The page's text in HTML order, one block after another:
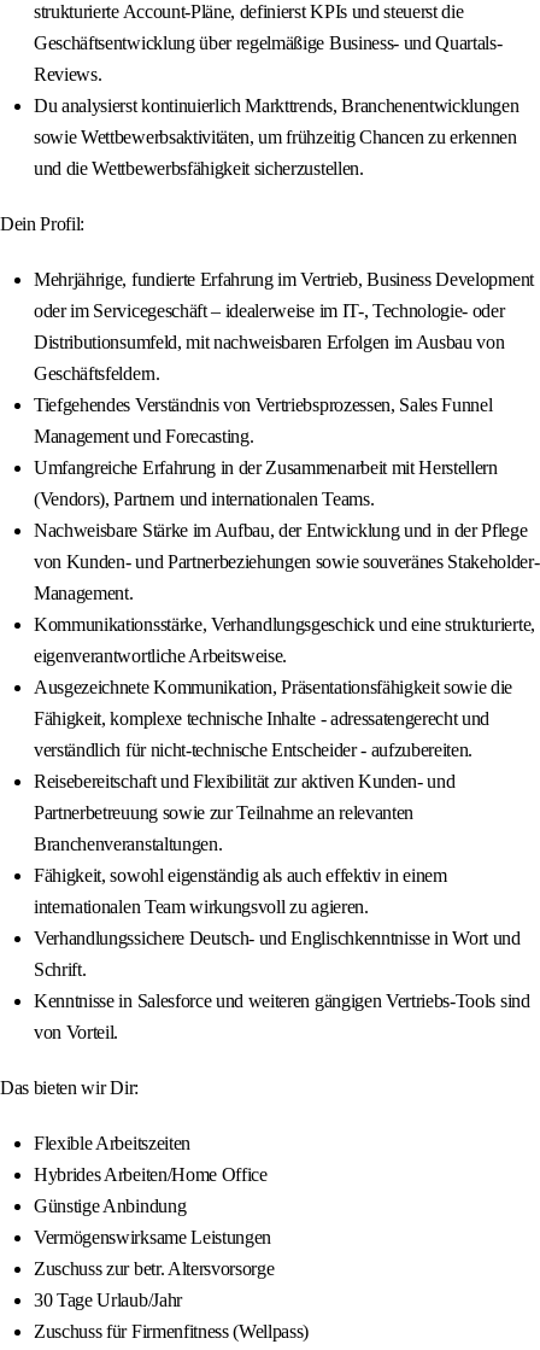
strukturierte Account-Pläne, definierst KPIs und steuerst die
Geschäftsentwicklung über regelmäßige Business- und Quartals-
Reviews.
Du analysierst kontinuierlich Markttrends, Branchenentwicklungen
sowie Wettbewerbsaktivitäten, um frühzeitig Chancen zu erkennen
und die Wettbewerbsfähigkeit sicherzustellen.
Dein Profil:
Mehrjährige, fundierte Erfahrung im Vertrieb, Business Development
oder im Servicegeschäft – idealerweise im IT-, Technologie- oder
Distributionsumfeld, mit nachweisbaren Erfolgen im Ausbau von
Geschäftsfeldern.
Tiefgehendes Verständnis von Vertriebsprozessen, Sales Funnel
Management und Forecasting.
Umfangreiche Erfahrung in der Zusammenarbeit mit Herstellern
(Vendors), Partnern und internationalen Teams.
Nachweisbare Stärke im Aufbau, der Entwicklung und in der Pflege
von Kunden- und Partnerbeziehungen sowie souveränes Stakeholder-
Management.
Kommunikationsstärke, Verhandlungsgeschick und eine strukturierte,
eigenverantwortliche Arbeitsweise.
Ausgezeichnete Kommunikation, Präsentationsfähigkeit sowie die
Fähigkeit, komplexe technische Inhalte - adressatengerecht und
verständlich für nicht-technische Entscheider - aufzubereiten.
Reisebereitschaft und Flexibilität zur aktiven Kunden- und
Partnerbetreuung sowie zur Teilnahme an relevanten
Branchenveranstaltungen.
Fähigkeit, sowohl eigenständig als auch effektiv in einem
internationalen Team wirkungsvoll zu agieren.
Verhandlungssichere Deutsch- und Englischkenntnisse in Wort und
Schrift.
Kenntnisse in Salesforce und weiteren gängigen Vertriebs-Tools sind
von Vorteil.
Das bieten wir Dir:
Flexible Arbeitszeiten
Hybrides Arbeiten/Home Office
Günstige Anbindung
Vermögenswirksame Leistungen
Zuschuss zur betr. Altersvorsorge
30 Tage Urlaub/Jahr
Zuschuss für Firmenfitness (Wellpass)